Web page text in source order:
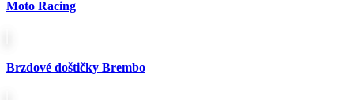
Moto Racing
Brzdové doštičky Brembo